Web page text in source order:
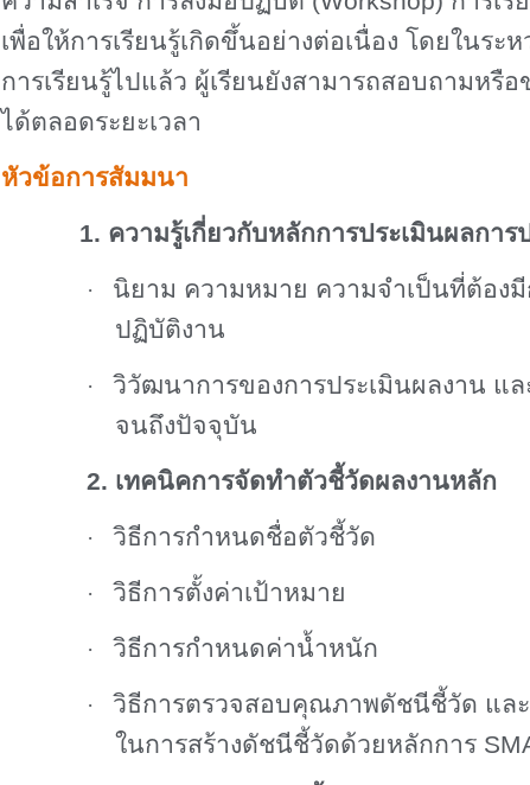
เพื่อให้การเรียนรู้เกิดขึ้นอย่างต่อเนื่อง โดยในระ
การเรียนรู้ไปแล้ว ผู้เรียนยังสามารถสอบถามหรื
ได้ตลอดระยะเวลา
หัวข้อการสัมมนา
1. ความรู้เกี่ยวกับหลักการประเมินผลการ
·
นิยาม ความหมาย ความจำเป็นที่ต้องมี
ปฏิบัติงาน
·
วิวัฒนาการของการประเมินผลงาน แ
จนถึงปัจจุบัน
2. เทคนิคการจัดทำตัวชี้วัดผลงานหลัก
· วิธีการกำหนดชื่อตัวชี้วัด
· วิธีการตั้งค่าเป้าหมาย
· วิธีการกำหนดค่าน้ำหนัก
·
วิธีการตรวจสอบคุณภาพดัชนีชี้วัด และ
ในการสร้างดัชนีชี้วัดด้วยหลักการ